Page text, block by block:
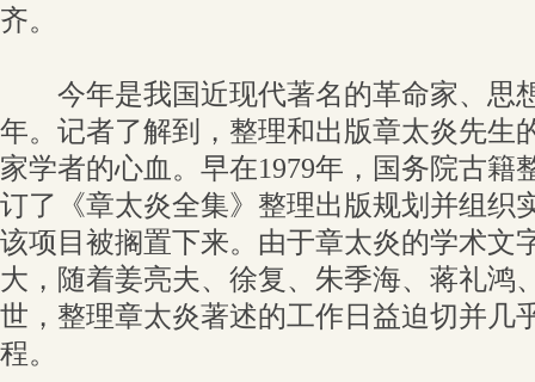
齐。
今年是我国近现代著名的革命家、思
年。记者了解到，整理和出版章太炎先生
家学者的心血。早在1979年，国务院古籍
订了《章太炎全集》整理出版规划并组织
该项目被搁置下来。由于章太炎的学术文
大，随着姜亮夫、徐复、朱季海、蒋礼鸿
世，整理章太炎著述的工作日益迫切并几
程。